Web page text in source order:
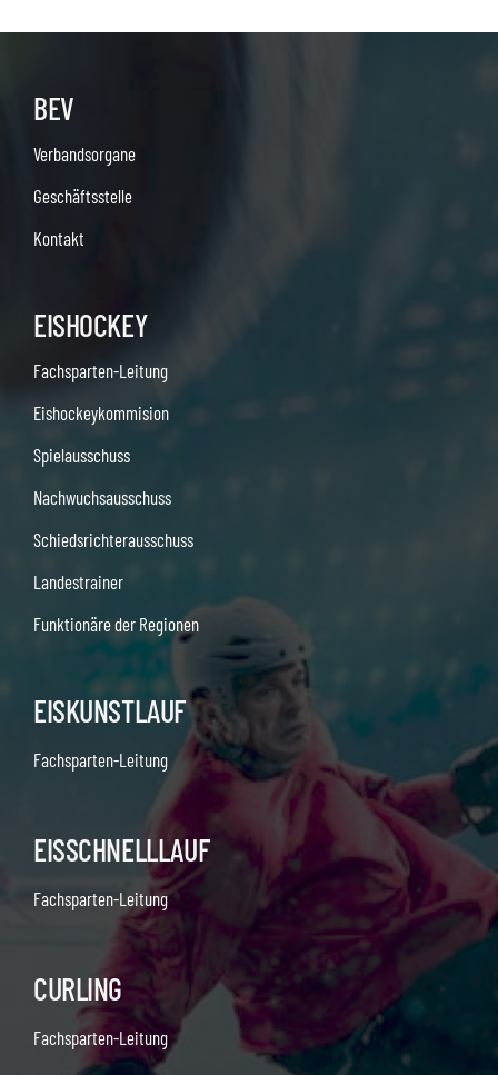
BEV
Verbandsorgane
Geschäftsstelle
Kontakt
EISHOCKEY
Fachsparten-Leitung
Eishockeykommision
Spielausschuss
Nachwuchsausschuss
Schiedsrichterausschuss
Landestrainer
Funktionäre der Regionen
EISKUNSTLAUF
Fachsparten-Leitung
EISSCHNELLLAUF
Fachsparten-Leitung
CURLING
Fachsparten-Leitung